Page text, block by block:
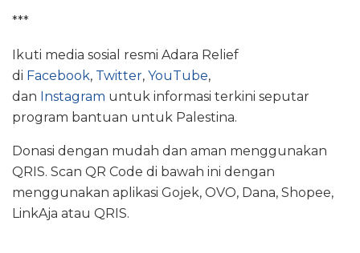
***
Ikuti media sosial resmi Adara Relief
di Facebook, Twitter, YouTube,
dan Instagram untuk informasi terkini seputar
program bantuan untuk Palestina.
Donasi dengan mudah dan aman menggunakan
QRIS. Scan QR Code di bawah ini dengan
menggunakan aplikasi Gojek, OVO, Dana, Shopee,
LinkAja atau QRIS.